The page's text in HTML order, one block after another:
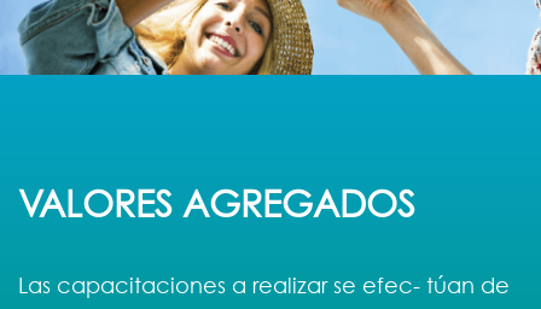
VALORES AGREGADOS
Las capacitaciones a realizar se efec- túan de